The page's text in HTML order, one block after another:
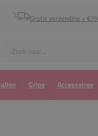
Gratis verzending > €79
Grips Accessoires